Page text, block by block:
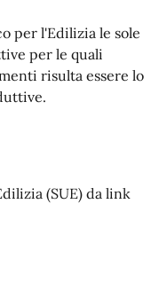
per l'Edilizia le sole
per le quali
risulta essere lo
(SUE) da link